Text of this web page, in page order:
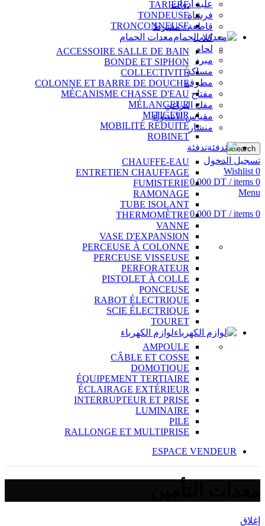
علبة أدوات
فرشاة
قاطعة / مشرط
كلاب
لحام
مبرد
مساكة
مطرقة
مفتاح
مفك البراغي
مقياس الاستواء
منشار
Search
تسجيل الدخول
0
Wishlist
0
items
/
0.000 DT
Menu
0
items
/
0.000 DT
TARIÈRE
TONDEUSE
TRONÇONNEUSE
معدات الحمام
ACCESSOIRE SALLE DE BAIN
BONDE ET SIPHON
COLLECTIVITÉ
COLONNE ET BARRE DE DOUCHE
MÉCANISME CHASSE D'EAU
MÉLANGEUR
MITIGEUR
MOBILITÉ RÉDUITE
ROBINET
تدفئة
CHAUFFE-EAU
ENTRETIEN CHAUFFAGE
FUMISTERIE
RAMONAGE
TUBE ISOLANT
THERMOMÈTRE
VANNE
VASE D'EXPANSION
PERCEUSE À COLONNE
PERCEUSE VISSEUSE
PERFORATEUR
PISTOLET À COLLE
PONCEUSE
RABOT ÉLECTRIQUE
SCIE ÉLECTRIQUE
TOURET
لوازم الكهرباء
AMPOULE
CÂBLE ET COSSE
DOMOTIQUE
ÉQUIPEMENT TERTIAIRE
ÉCLAIRAGE EXTÉRIEUR
INTERRUPTEUR ET PRISE
LUMINAIRE
PILE
RALLONGE ET MULTIPRISE
ESPACE VENDEUR
إغلاق